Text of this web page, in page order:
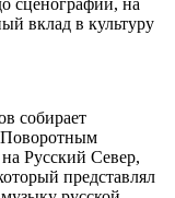
вклад в культуру
собирает
Поворотным
Русский Север,
представлял